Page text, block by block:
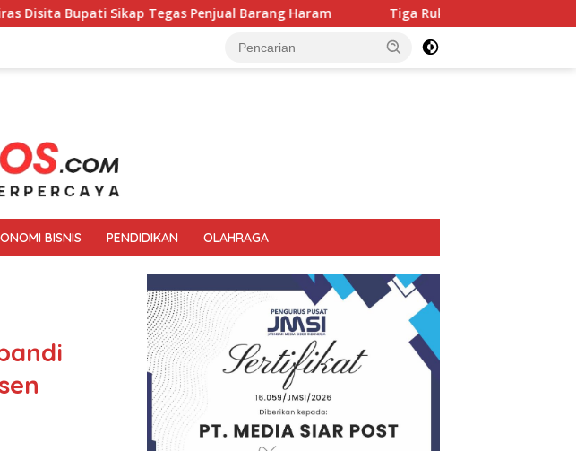
Barang Haram Tiga Ruko Agen Miras. Di Sikat Habis, Bupati Tegas Jangan
BISNIS PENDIDIKAN OLAHRAGA